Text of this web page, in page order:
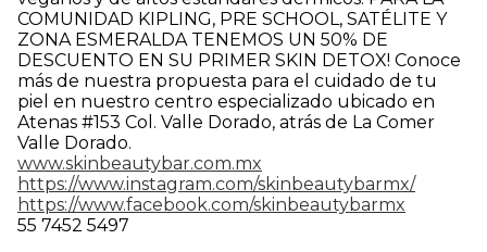
COMUNIDAD KIPLING, PRE SCHOOL, SATÉLITE Y
ZONA ESMERALDA TENEMOS UN 50% DE
DESCUENTO EN SU PRIMER SKIN DETOX! Conoce
más de nuestra propuesta para el cuidado de tu
piel en nuestro centro especializado ubicado en
Atenas #153 Col. Valle Dorado, atrás de La Comer
Valle Dorado.
www.skinbeautybar.com.mx
https://www.instagram.com/skinbeautybarmx/
https://www.facebook.com/skinbeautybarmx
55 7452 5497